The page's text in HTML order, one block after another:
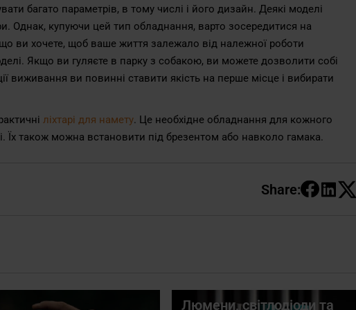
багато параметрів, в тому числі і його дизайн. Деякі моделі
Однак, купуючи цей тип обладнання, варто зосередитися на
ви хочете, щоб ваше життя залежало від належної роботи
Якщо ви гуляєте в парку з собакою, ви можете дозволити собі
виживання ви повинні ставити якість на перше місце і вибирати
ліхтарі для намету. Це необхідне обладнання для кожного
Їх також можна встановити під брезентом або навколо гамака.
Share:
Люмени, світлодіоди та